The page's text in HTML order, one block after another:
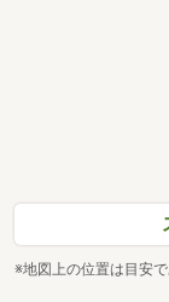
※地図上の位置は目安